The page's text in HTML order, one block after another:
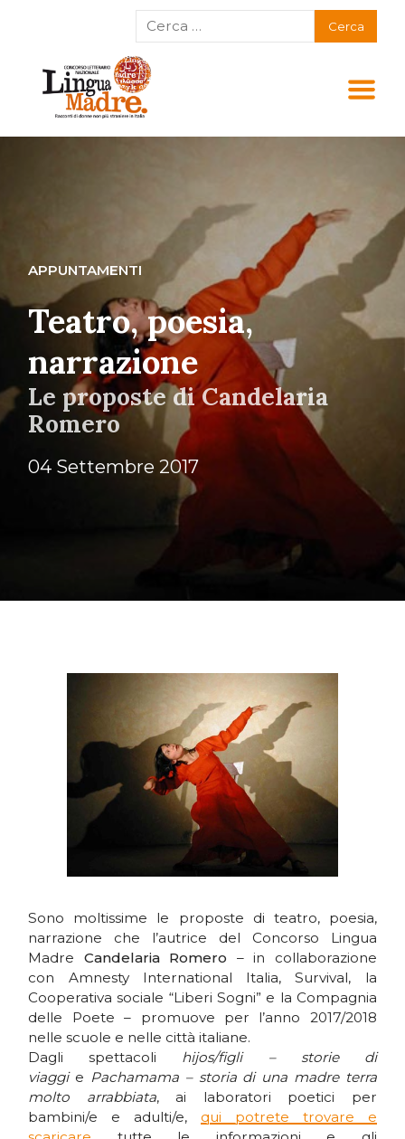
APPUNTAMENTI
Teatro, poesia,
narrazione
Le proposte di Candelaria
Romero
04 Settembre 2017
Sono moltissime le proposte di teatro, poesia,
narrazione che l’autrice del Concorso Lingua
Madre Candelaria Romero – in collaborazione
con Amnesty International Italia, Survival, la
Cooperativa sociale “Liberi Sogni” e la Compagnia
delle Poete – promuove per l’anno 2017/2018
nelle scuole e nelle città italiane.
Dagli spettacoli hijos/figli – storie di
viaggie Pachamama – storia di una madre terra
molto arrabbiata, ai laboratori poetici per
bambini/e e adulti/e, qui potrete trovare e